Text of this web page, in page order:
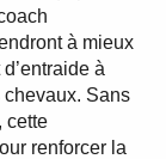
à mieux
à
Sans
cette
renforcer la